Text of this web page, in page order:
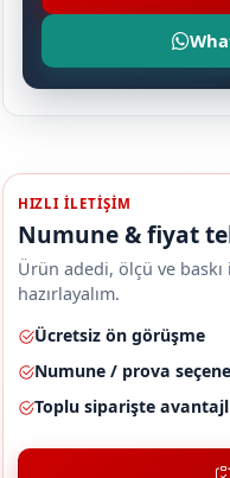
HIZLI ILETIŞIM
Numune & fiyat
Ürün adedi, ölçü ve baskı
hazırlayalım.
Ücretsiz ön görüşme
Numune / prova
Toplu siparişte